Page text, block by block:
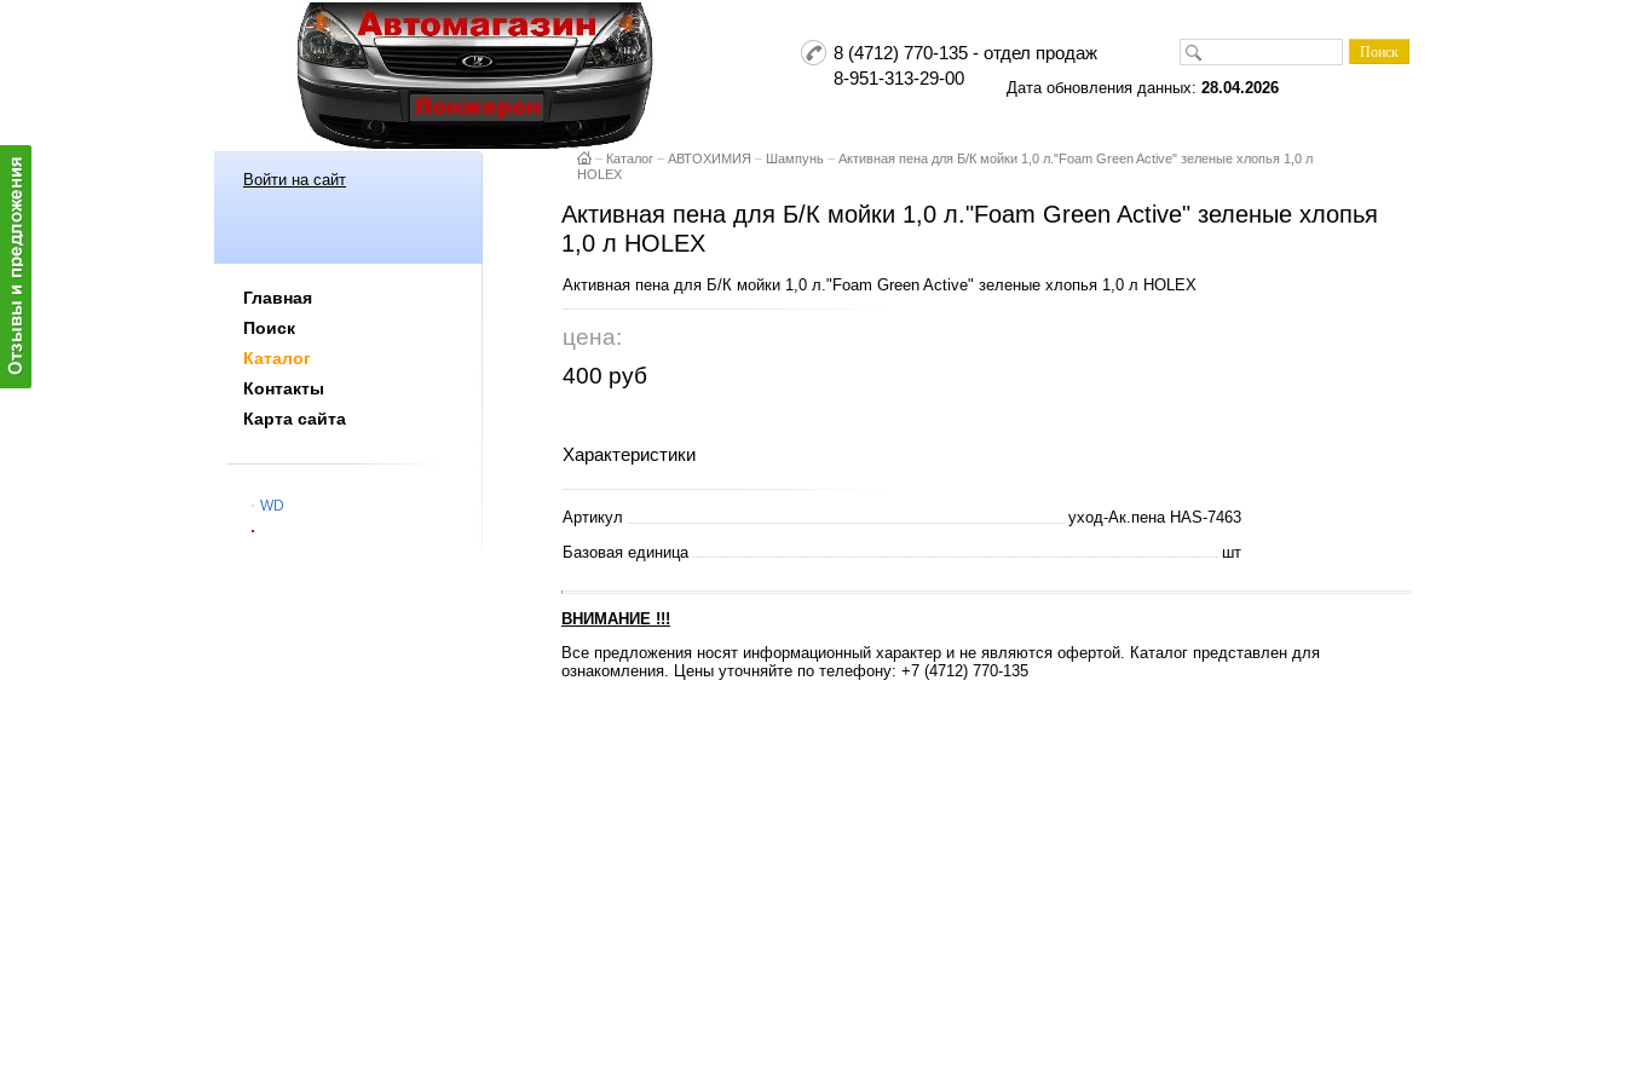
8 (4712) 770-135 - отдел продаж
8-951-313-29-00
Дата обновления данных: 28.04.2026
Войти на сайт
Главная
Поиск
Каталог
Контакты
Карта сайта
WD
– Каталог – АВТОХИМИЯ – Шампунь – Активная пена для Б/К мойки 1,0 л."Foam Green Active" зеленые хлопья 1,0 л
HOLEX
Активная пена для Б/К мойки 1,0 л."Foam Green Active" зеленые хлопья
1,0 л HOLEX
Активная пена для Б/К мойки 1,0 л."Foam Green Active" зеленые хлопья 1,0 л HOLEX
цена:
400 руб
Характеристики
Артикул
уход-Ак.пена HAS-7463
Базовая единица
шт
ВНИМАНИЕ !!!
Все предложения носят информационный характер и не являются офертой. Каталог представлен для
ознакомления. Цены уточняйте по телефону: +7 (4712) 770-135